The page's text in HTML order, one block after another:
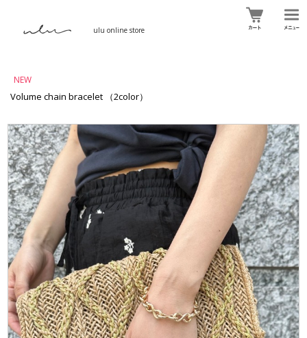
ulu online store
NEW
Volume chain bracelet （2color）